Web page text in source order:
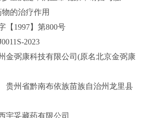
的治疗作用
【1997】第800号
2023
金弼康科技有限公司(原名北京金弼康
贵州省黔南布依族苗族自治州龙里县
宇妥藏药有限公司